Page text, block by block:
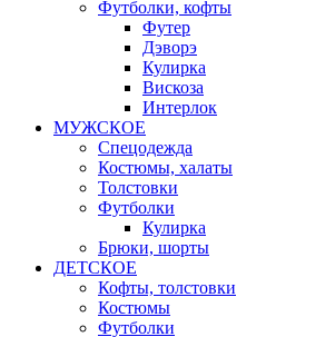
Футболки, кофты
Футер
Дэворэ
Кулирка
Вискоза
Интерлок
МУЖСКОЕ
Спецодежда
Костюмы, халаты
Толстовки
Футболки
Кулирка
Брюки, шорты
ДЕТСКОЕ
Кофты, толстовки
Костюмы
Футболки